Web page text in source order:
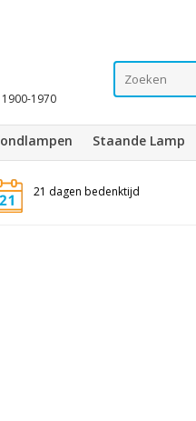
1970
Staande Lamp
21 dagen bedenktijd